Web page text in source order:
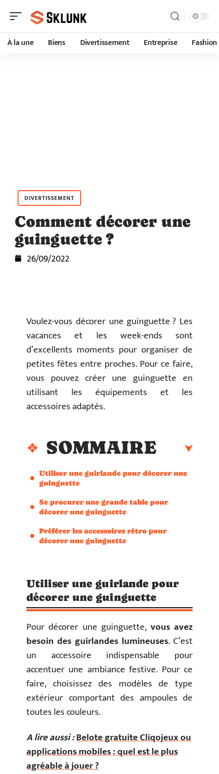
À la une Biens Divertissement Entreprise Fashion
DIVERTISSEMENT
Comment décorer une
guinguette ?
26/09/2022
Voulez-vous décorer une guinguette ? Les
vacances et les week-ends sont
d’excellents moments pour organiser de
petites fêtes entre proches. Pour ce faire,
vous pouvez créer une guinguette en
utilisant les équipements et les
accessoires adaptés.
SOMMAIRE
Utiliser une guirlande pour décorer une
guinguette
Se procurer une grande table pour
décorer une guinguette
Préférer les accessoires rétro pour
décorer une guinguette
Utiliser une guirlande pour
décorer une guinguette
Pour décorer une guinguette, vous avez
besoin des guirlandes lumineuses. C’est
un accessoire indispensable pour
accentuer une ambiance festive. Pour ce
faire, choisissez des modèles de type
extérieur comportant des ampoules de
toutes les couleurs.
A lire aussi :Belote gratuite Cliqojeux ou
applications mobiles : quel est le plus
agréable à jouer ?